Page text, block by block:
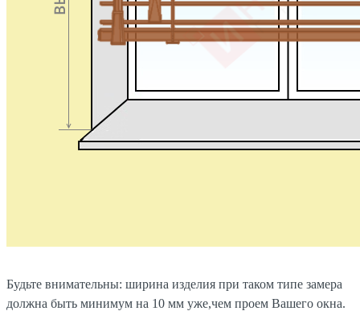
Будьте внимательны: ширина изделия при таком типе замера
должна быть минимум на 10 мм уже,чем проем Вашего окна.